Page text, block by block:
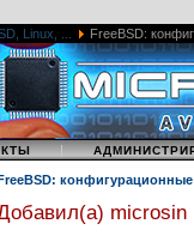
Linux, ... FreeBSD:
|
microsin